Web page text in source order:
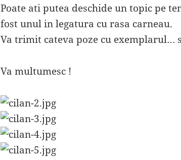
Poate ati putea deschide un topic pe
fost unul in legatura cu rasa carneau.
Va trimit cateva poze cu exemplarul…
Va multumesc !